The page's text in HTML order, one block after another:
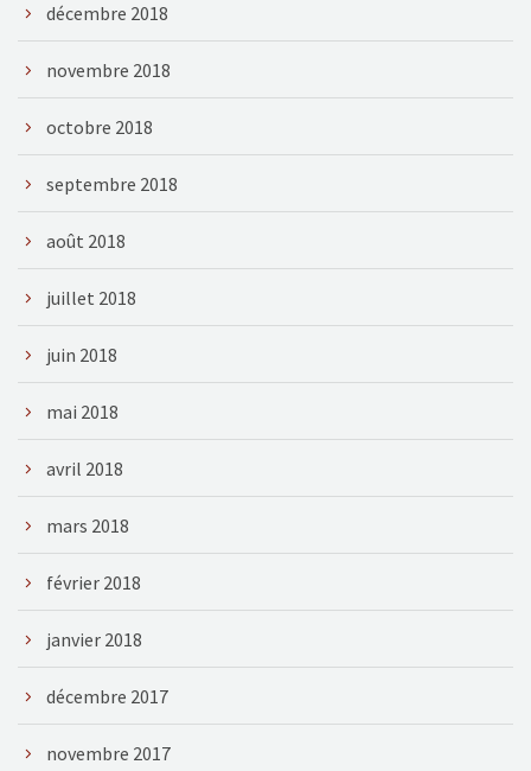
décembre 2018
novembre 2018
octobre 2018
septembre 2018
août 2018
juillet 2018
juin 2018
mai 2018
avril 2018
mars 2018
février 2018
janvier 2018
décembre 2017
novembre 2017